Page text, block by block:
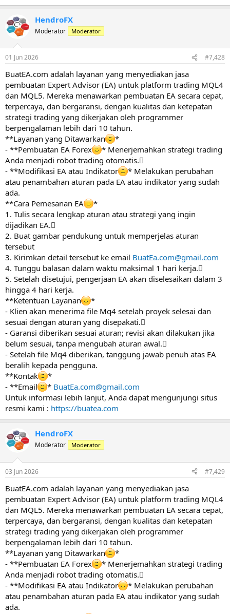
HendroFX
Moderator Moderator
01 Jun 2026 #7,428
BuatEA.com adalah layanan yang menyediakan jasa
pembuatan Expert Advisor (EA) untuk platform trading MQL4
dan MQL5. Mereka menawarkan pembuatan EA secara cepat,
terpercaya, dan bergaransi, dengan kualitas dan ketepatan
strategi trading yang dikerjakan oleh programmer
berpengalaman lebih dari 10 tahun.
**Layanan yang Ditawarkan
*
- **Pembuatan EA Forex
* Menerjemahkan strategi trading
Anda menjadi robot trading otomatis.
- **Modifikasi EA atau Indikator
* Melakukan perubahan
atau penambahan aturan pada EA atau indikator yang sudah
ada.
**Cara Pemesanan EA
*
1. Tulis secara lengkap aturan atau strategi yang ingin
dijadikan EA.
2. Buat gambar pendukung untuk memperjelas aturan
tersebut
3. Kirimkan detail tersebut ke email BuatEa.com@gmail.com
4. Tunggu balasan dalam waktu maksimal 1 hari kerja.
5. Setelah disetujui, pengerjaan EA akan diselesaikan dalam 3
hingga 4 hari kerja.
**Ketentuan Layanan
*
- Klien akan menerima file Mq4 setelah proyek selesai dan
sesuai dengan aturan yang disepakati.
- Garansi diberikan sesuai aturan; revisi akan dilakukan jika
belum sesuai, tanpa mengubah aturan awal.
- Setelah file Mq4 diberikan, tanggung jawab penuh atas EA
beralih kepada pengguna.
**Kontak
*
- **Email
* BuatEa.com@gmail.com
Untuk informasi lebih lanjut, Anda dapat mengunjungi situs
resmi kami : https://buatea.com
HendroFX
Moderator Moderator
03 Jun 2026 #7,429
BuatEA.com adalah layanan yang menyediakan jasa
pembuatan Expert Advisor (EA) untuk platform trading MQL4
dan MQL5. Mereka menawarkan pembuatan EA secara cepat,
terpercaya, dan bergaransi, dengan kualitas dan ketepatan
strategi trading yang dikerjakan oleh programmer
berpengalaman lebih dari 10 tahun.
**Layanan yang Ditawarkan
*
- **Pembuatan EA Forex
* Menerjemahkan strategi trading
Anda menjadi robot trading otomatis.
- **Modifikasi EA atau Indikator
* Melakukan perubahan
atau penambahan aturan pada EA atau indikator yang sudah
ada.